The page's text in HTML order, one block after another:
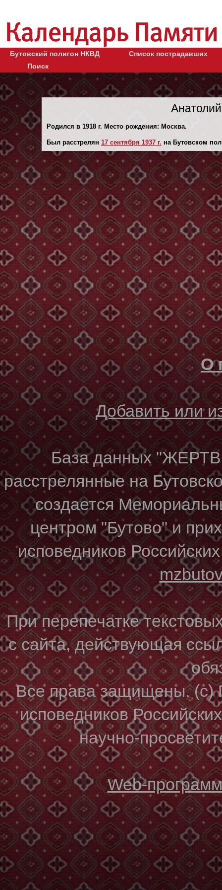
Бутовский полигон НКВД
Список пострадавших
Поиск
Родился в 1918 г. Место рождения: Москва.
Был расстрелян 17 сентября 1937 г. на Бутовском
О
Добавить или
База данных
расстрелянные на
создается
центром "Бутово" и
исповедников
При перепечатке
с сайта, действующая
Все права защищены. (с)
исповедников
научно-
Web-